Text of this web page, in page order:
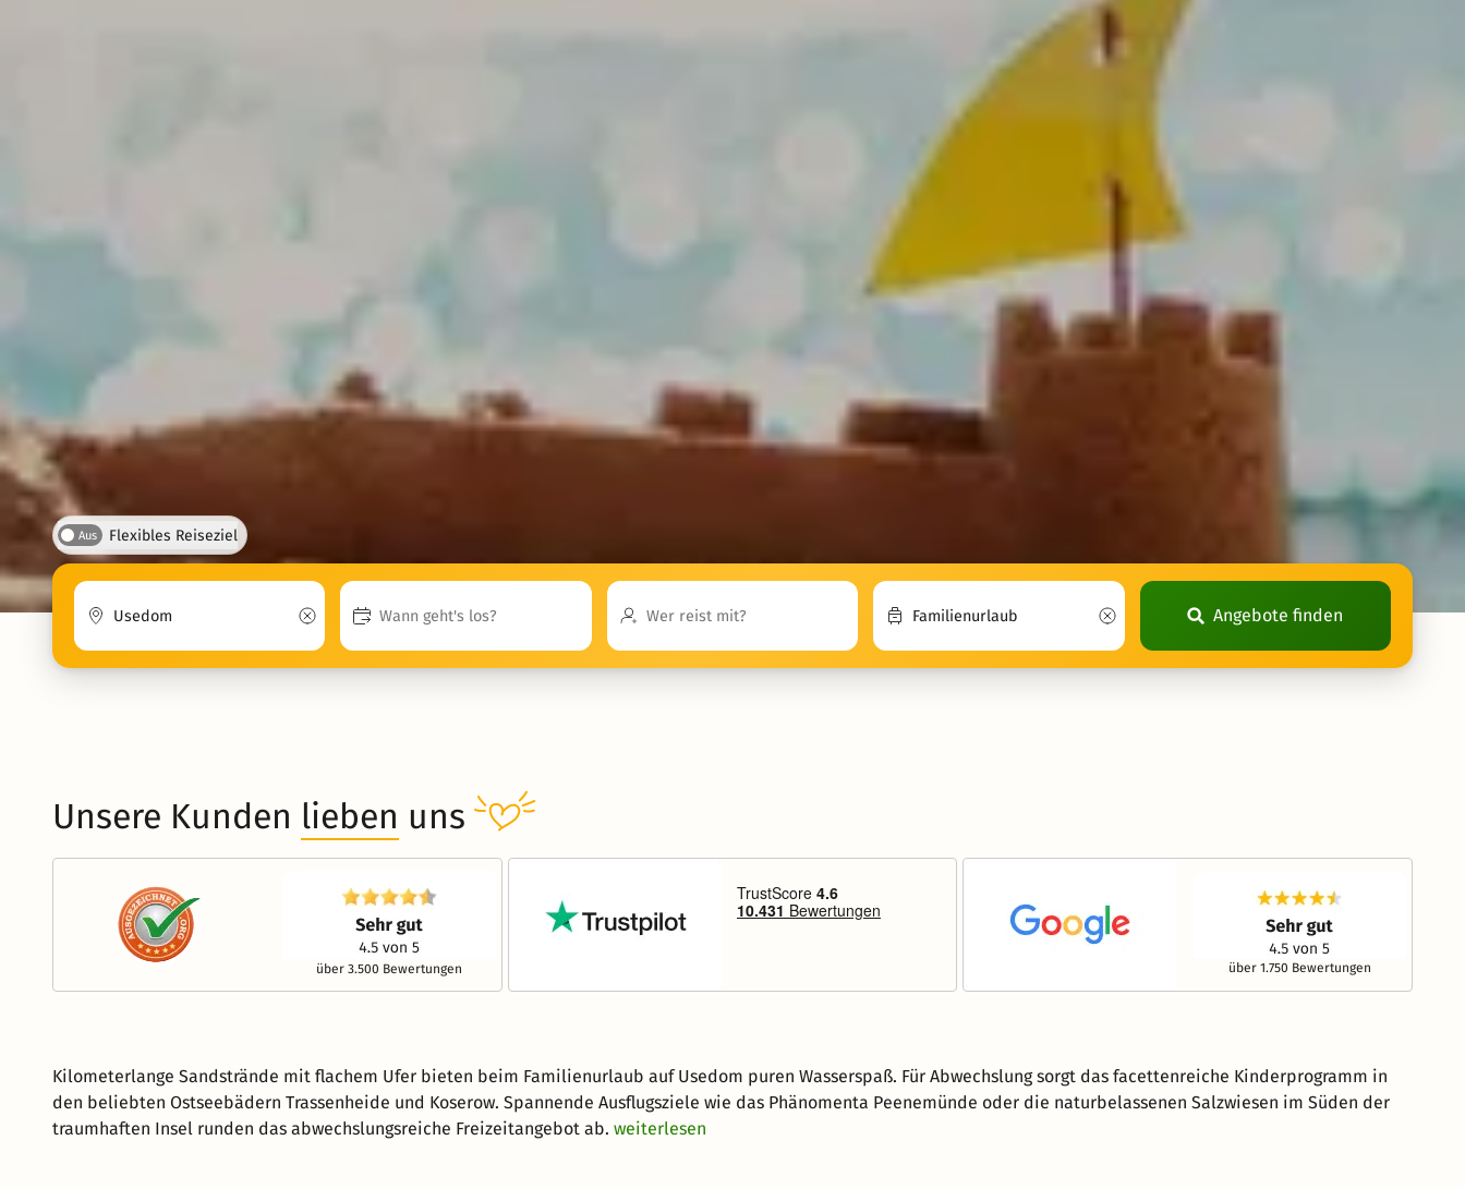
Aus Flexibles Reiseziel
Angebote finden
Unsere Kunden lieben uns
über 3.500 Bewertungen über 1.750 Bewertungen
Kilometerlange Sandstrände mit flachem Ufer bieten beim Familienurlaub auf Usedom puren Wasserspaß. Für Abwechslung sorgt das facettenreiche Kinderprogramm in
den beliebten Ostseebädern Trassenheide und Koserow. Spannende Ausflugsziele wie das Phänomenta Peenemünde oder die naturbelassenen Salzwiesen im Süden der
traumhaften Insel runden das abwechslungsreiche Freizeitangebot ab. weiterlesen